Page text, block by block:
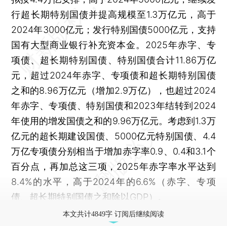
行超长期特别国债并提高规模至1.3万亿元，高于
2024年3000亿元；发行特别国债5000亿元，支持
国有大型商业银行补充资本金。2025年赤字、专
项债、超长期特别国债、特别国债合计11.86万亿
元，超过2024年赤字、专项债和超长期特别国债
之和的8.96万亿元（增加2.9万亿），也超过2024
年赤字、专项债、特别国债和2023年结转到2024
年使用的增发国债之和的9.96万亿元。考虑到1.3万
亿元的超长期建设国债、5000亿元特别国债、4.4
万亿专项债分别相当于增加赤字率0.9、0.4和3.1个
百分点，再加总这三项，2025年赤字率水平达到
8.4%的水平，高于2024年的6.6%（赤字、专项
债、超长期特别国债之和除以GDP）。
本文共计4849字 订阅后继续阅读